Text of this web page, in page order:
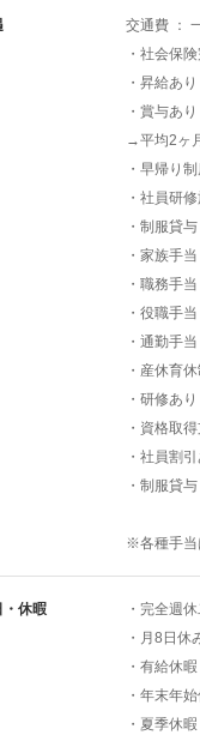
交通費 ：
・社会保
・昇給あり
・賞与あり
→平均2ヶ
・早帰り
・社員研
・制服貸与
・家族手当
・職務手当
・役職手当
・通勤手当
・産休育
・研修あり
・資格取
・社員割引
・制服貸与
※各種手当
・休暇
・完全週
・月8日休
・有給休暇
・年末年
・夏季休暇